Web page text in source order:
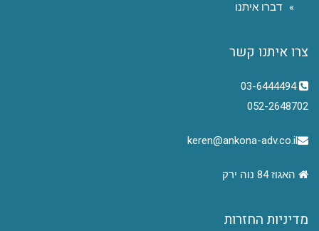
דברו איתנו
צרו איתנו קשר
03-6444494
052-2648702
keren@ankona-adv.co.il
האגוז 84 נוה ירק
מדיניות החזרות